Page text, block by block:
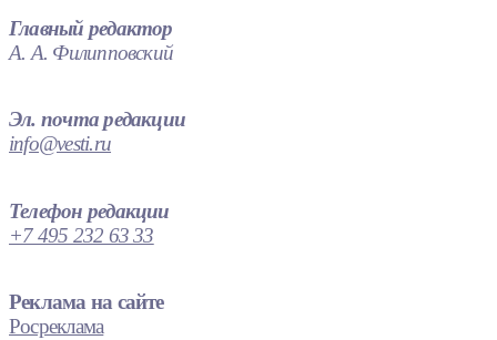
Главный редактор
А. А. Филипповский
Эл. почта редакции
info@vesti.ru
Телефон редакции
+7 495 232 63 33
Реклама на сайте
Росреклама